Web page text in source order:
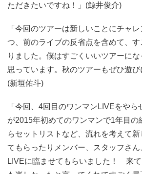
ただきたいですね！」(鯨井俊介)
「今回のツアーは新しいことにチャ
つ、前のライブの反省点を含めて、
りました。僕はすごくいいツアーに
思っています。秋のツアーもぜひ遊び
(新垣佑斗)
「今回、4回目のワンマンLIVEをや
が2015年初めてのワンマンで1年目の
らセットリストなど、流れを考えて
てもらったりメンバー、スタッフさ
LIVEに臨ませてもらいました！ 来